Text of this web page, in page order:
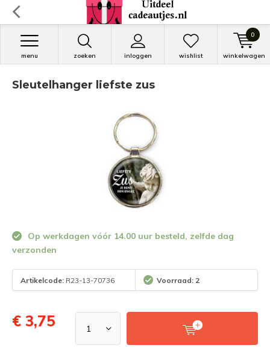
zoeken inloggen
menu wishlist winkelwagen
0
Sleutelhanger liefste zus
Op werkdagen vóór 14.00 uur besteld, zelfde dag
verzonden
Artikelcode: R23-13-70736 Voorraad: 2
€ 3,75